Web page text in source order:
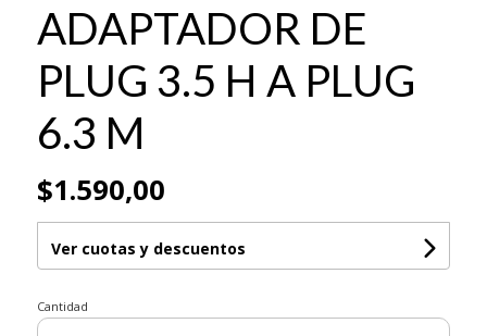
ADAPTADOR DE
PLUG 3.5 H A PLUG
6.3 M
$1.590,00
Ver cuotas y descuentos
Cantidad